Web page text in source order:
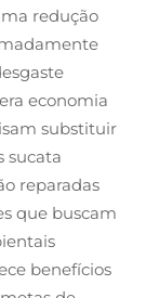
redução
economia
substituir
sucata
reparadas
que buscam
benefícios